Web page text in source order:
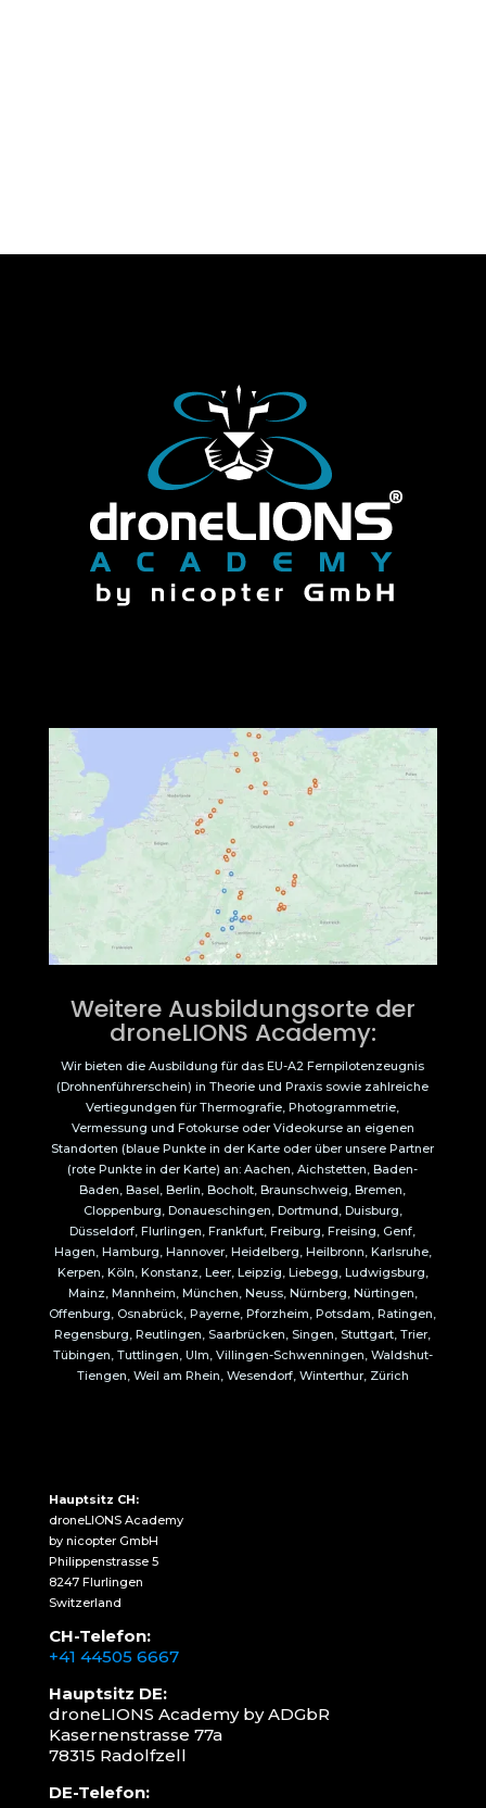
Weitere Ausbildungsorte der
droneLIONS Academy:
Wir bieten die Ausbildung für das EU-A2 Fernpilotenzeugnis
(Drohnenführerschein) in Theorie und Praxis sowie zahlreiche
Vertiegundgen für Thermografie, Photogrammetrie,
Vermessung und Fotokurse oder Videokurse an eigenen
Standorten (blaue Punkte in der Karte oder über unsere Partner
(rote Punkte in der Karte) an: Aachen, Aichstetten, Baden-
Baden, Basel, Berlin, Bocholt, Braunschweig, Bremen,
Cloppenburg, Donaueschingen, Dortmund, Duisburg,
Düsseldorf, Flurlingen, Frankfurt, Freiburg, Freising, Genf,
Hagen, Hamburg, Hannover, Heidelberg, Heilbronn, Karlsruhe,
Kerpen, Köln, Konstanz, Leer, Leipzig, Liebegg, Ludwigsburg,
Mainz, Mannheim, München, Neuss, Nürnberg, Nürtingen,
Offenburg, Osnabrück, Payerne, Pforzheim, Potsdam, Ratingen,
Regensburg, Reutlingen, Saarbrücken, Singen, Stuttgart, Trier,
Tübingen, Tuttlingen, Ulm, Villingen-Schwenningen, Waldshut-
Tiengen, Weil am Rhein, Wesendorf, Winterthur, Zürich
Hauptsitz CH:
droneLIONS Academy
by nicopter GmbH
Philippenstrasse 5
8247 Flurlingen
Switzerland
CH-Telefon:
+41 44505 6667
Hauptsitz DE:
droneLIONS Academy by ADGbR
Kasernenstrasse 77a
78315 Radolfzell
DE-Telefon: